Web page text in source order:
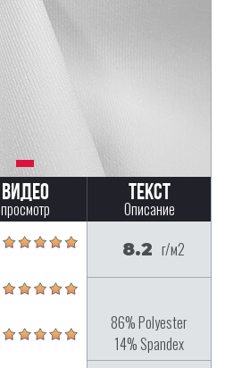
Видео
просмотр
Текст
Описание
8.2 г/м2
86% Polyester
14% Spandex